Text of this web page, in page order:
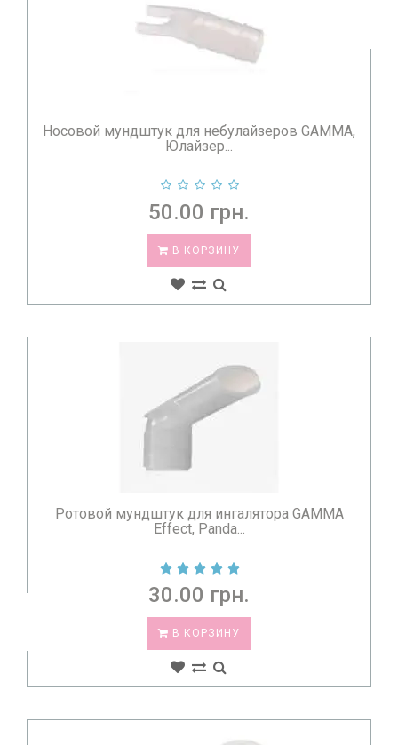
Носовой мундштук для небулайзеров GAMMA,
Юлайзер...
50.00 грн.
В КОРЗИНУ
Ротовой мундштук для ингалятора GAMMA
Effect, Panda...
30.00 грн.
В КОРЗИНУ